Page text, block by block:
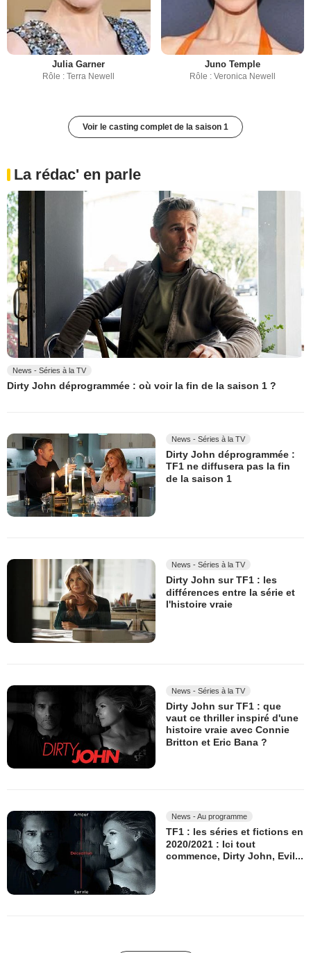
Julia Garner
Rôle : Terra Newell
Juno Temple
Rôle : Veronica Newell
Voir le casting complet de la saison 1
La rédac' en parle
News - Séries à la TV
Dirty John déprogrammée : où voir la fin de la saison 1 ?
News - Séries à la TV
Dirty John déprogrammée :
TF1 ne diffusera pas la fin
de la saison 1
News - Séries à la TV
Dirty John sur TF1 : les
différences entre la série et
l'histoire vraie
News - Séries à la TV
Dirty John sur TF1 : que
vaut ce thriller inspiré d'une
histoire vraie avec Connie
Britton et Eric Bana ?
News - Au programme
TF1 : les séries et fictions en
2020/2021 : Ici tout
commence, Dirty John, Evil...